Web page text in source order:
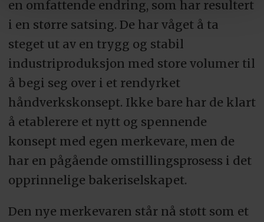
en omfattende endring, som har resultert
i en større satsing. De har våget å ta
steget ut av en trygg og stabil
industriproduksjon med store volumer til
å begi seg over i et rendyrket
håndverkskonsept. Ikke bare har de klart
å etablerere et nytt og spennende
konsept med egen merkevare, men de
har en pågående omstillingsprosess i det
opprinnelige bakeriselskapet.
Den nye merkevaren står nå støtt som et